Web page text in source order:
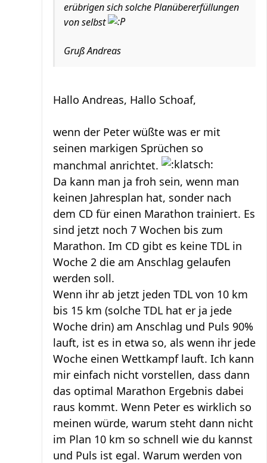
erübrigen sich solche Planübererfüllungen
von selbst
Gruß Andreas
Hallo Andreas, Hallo Schoaf,
wenn der Peter wüßte was er mit
seinen markigen Sprüchen so
manchmal anrichtet.
Da kann man ja froh sein, wenn man
keinen Jahresplan hat, sonder nach
dem CD für einen Marathon trainiert. Es
sind jetzt noch 7 Wochen bis zum
Marathon. Im CD gibt es keine TDL in
Woche 2 die am Anschlag gelaufen
werden soll.
Wenn ihr ab jetzt jeden TDL von 10 km
bis 15 km (solche TDL hat er ja jede
Woche drin) am Anschlag und Puls 90%
lauft, ist es in etwa so, als wenn ihr jede
Woche einen Wettkampf lauft. Ich kann
mir einfach nicht vorstellen, dass dann
das optimal Marathon Ergebnis dabei
raus kommt. Wenn Peter es wirklich so
meinen würde, warum steht dann nicht
im Plan 10 km so schnell wie du kannst
und Puls ist egal. Warum werden von